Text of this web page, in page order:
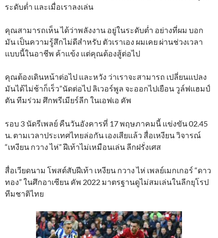
ระดับต่ำ และเมื่อเราลงเล่น
คุณสามารถเห็น ได้ว่าพลังงาน อยู่ในระดับต่ำ อย่างที่ผม บอก
มัน เป็นความรู้สึกไม่ดีสำหรับ ตัวเราเอง ผมเคย ผ่านช่วงเวลา
แบบนี้ในอาชีพ ค้าแข้ง แต่คุณต้องสู้ต่อไป
คุณต้องเดินหน้าต่อไป และหวัง ว่าเราจะสามารถ เปลี่ยนแปลง
มันได้ไม่ช้าก็เร็ว”นัดต่อไป ลิเวอร์พูล จะออกไปเยือน วูล์ฟแฮมป์
ตัน ทีมร่วม ศึกพรีเมียร์ลีก ในเอฟเอ คัพ
รอบ 3 นัดรีเพลย์ คืนวันอังคารที่ 17 พฤษภาคมนี้ แข่งขัน 02.45
น. ตามเวลาประเทศไทยล่อกัน เองเสียแล้ว สื่อเหงียน วิจารณ์
“เหงียน กวาง ไห่” ฝีเท้าไม่เหมือนเล่น ลีกฝรั่งเศส
สื่อเวียดนาม โพสต์สับฝีเท้า เหงียน กวาง ไห่ เพลย์เมกเกอร์ “ดาว
ทอง” ในศึกอาเซียน คัพ 2022 มาตรฐานดูไม่สมเล่นในลีกยุโรป
ทีมชาติไทย